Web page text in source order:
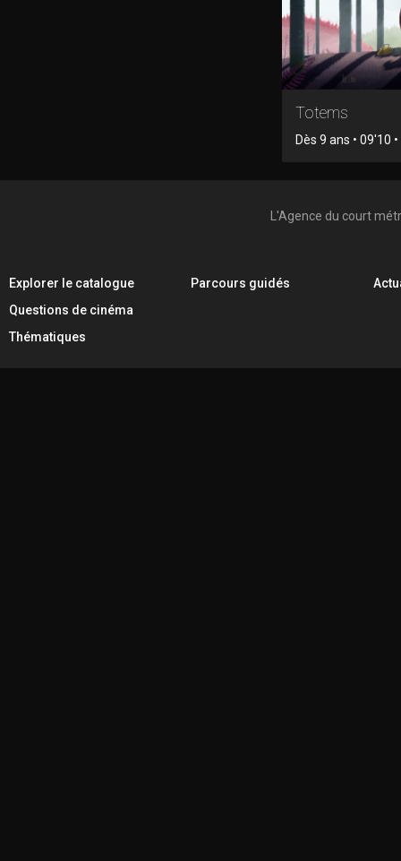
Totems
Dès 9 ans • 09'10
L'Agence du court
Explorer le catalogue
Questions de cinéma
Thématiques
Parcours guidés